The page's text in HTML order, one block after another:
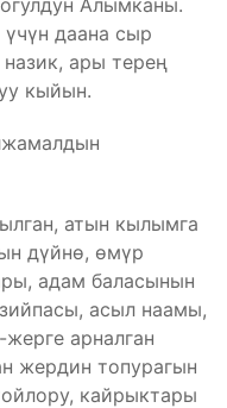
даана сыр
ары терең
кыйын.
атын кылымга
дүйнө, өмүр
адам баласынын
асыл наамы,
арналган
жердин топурагын
кайрыктары